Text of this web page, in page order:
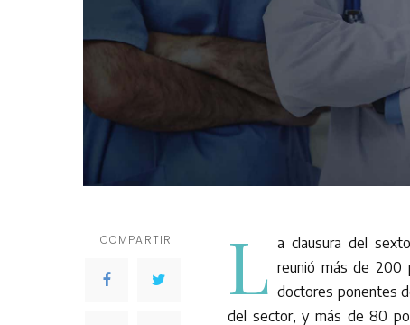
COMPARTIR L a clausura del
reunió más de 200
doctores ponentes
del sector, y más de 80